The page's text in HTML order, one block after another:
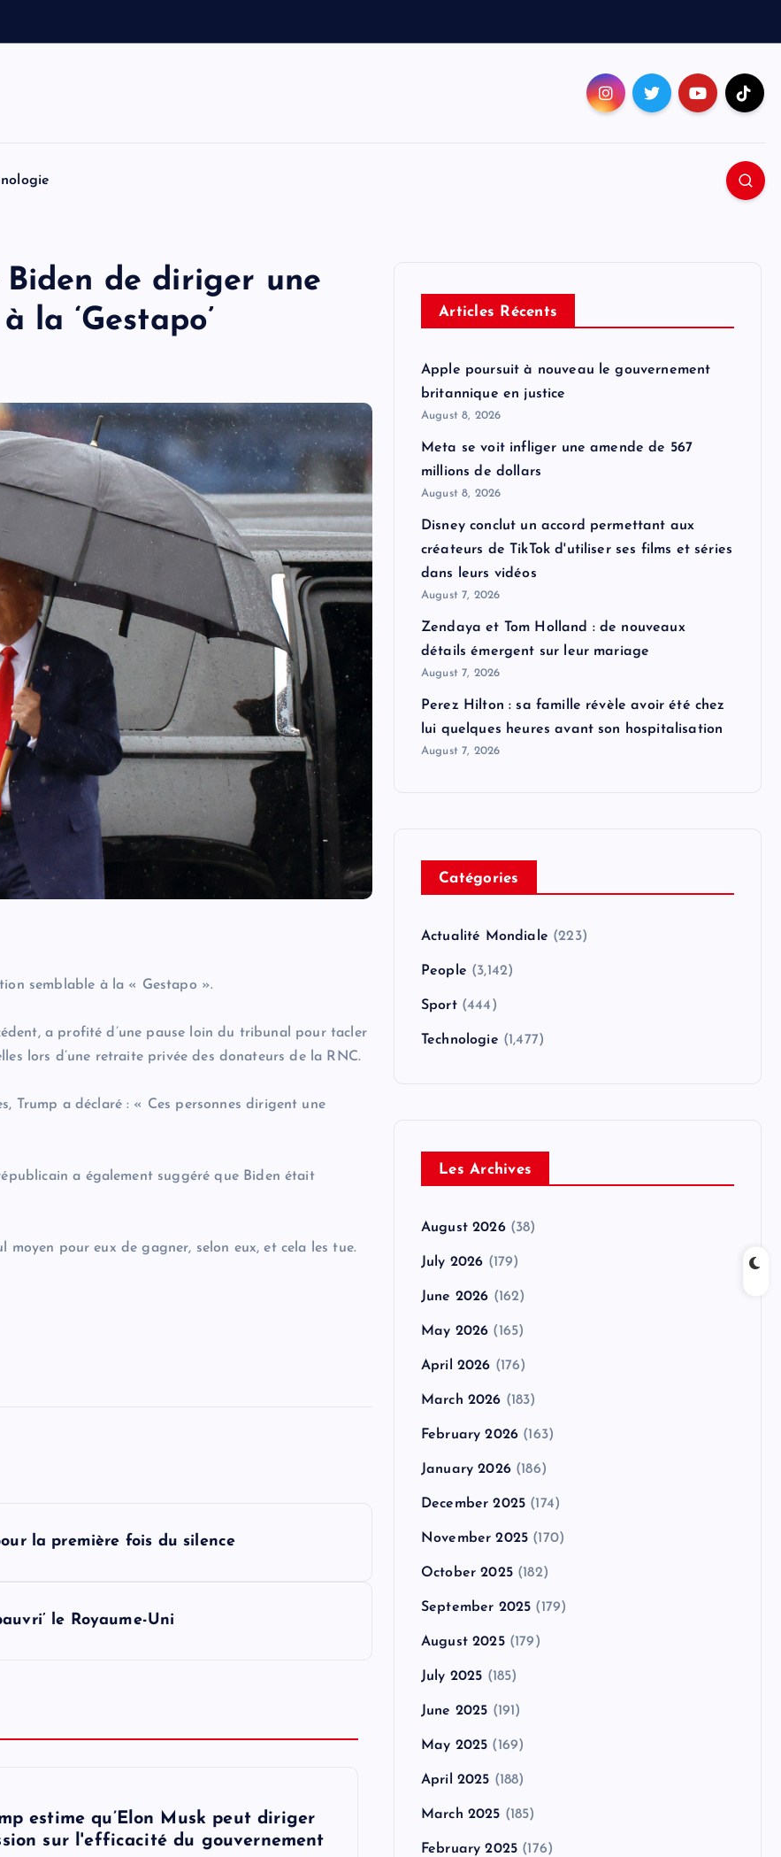
Biden de diriger une
la ‘Gestapo’
semblable à la « Gestapo ».
a profité d’une pause loin du tribunal pour tacler
lors d’une retraite privée des donateurs de la RNC.
Trump a déclaré : « Ces personnes dirigent une
a également suggéré que Biden était
moyen pour eux de gagner, selon eux, et cela les tue.
la première fois du silence
le Royaume-Uni
estime qu’Elon Musk peut diriger
sur l'efficacité du gouvernement
Articles Récents
Apple poursuit à nouveau le gouvernement
britannique en justice
August 8, 2026
Meta se voit infliger une amende de 567
millions de dollars
August 8, 2026
Disney conclut un accord permettant aux
créateurs de TikTok d'utiliser ses films et séries
dans leurs vidéos
August 7, 2026
Zendaya et Tom Holland : de nouveaux
détails émergent sur leur mariage
August 7, 2026
Perez Hilton : sa famille révèle avoir été chez
lui quelques heures avant son hospitalisation
August 7, 2026
Catégories
Actualité Mondiale (223)
People (3,142)
Sport(444)
Technologie (1,477)
Les Archives
August 2026(38)
July 2026 (179)
June 2026 (162)
May 2026 (165)
April 2026 (176)
March 2026 (183)
February 2026 (163)
January 2026(186)
December 2025 (174)
November 2025 (170)
October 2025(182)
September 2025 (179)
August 2025(179)
July 2025 (185)
June 2025 (191)
May 2025 (169)
April 2025 (188)
March 2025 (185)
February 2025 (176)